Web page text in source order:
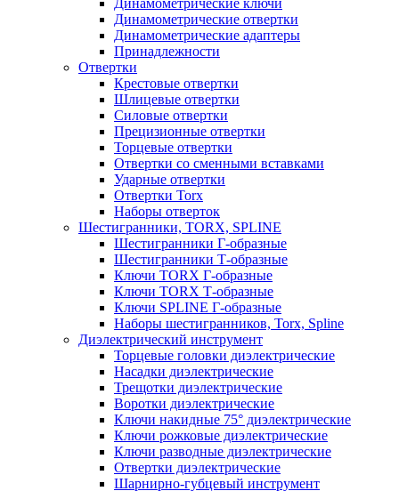
Динамометрические ключи
Динамометрические отвертки
Динамометрические адаптеры
Принадлежности
Отвертки
Крестовые отвертки
Шлицевые отвертки
Силовые отвертки
Прецизионные отвертки
Торцевые отвертки
Отвертки со сменными вставками
Ударные отвертки
Отвертки Torx
Наборы отверток
Шестигранники, TORX, SPLINE
Шестигранники Г-образные
Шестигранники Т-образные
Ключи TORX Г-образные
Ключи TORX Т-образные
Ключи SPLINE Г-образные
Наборы шестигранников, Torx, Spline
Диэлектрический инструмент
Торцевые головки диэлектрические
Насадки диэлектрические
Трещотки диэлектрические
Воротки диэлектрические
Ключи накидные 75° диэлектрические
Ключи рожковые диэлектрические
Ключи разводные диэлектрические
Отвертки диэлектрические
Шарнирно-губцевый инструмент